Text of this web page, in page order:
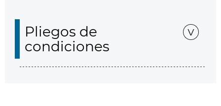
Pliegos de
condiciones